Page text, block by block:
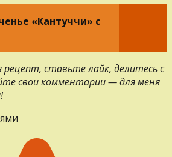
«Кантуччи» с
рецепт, ставьте лайк, делитесь с
свои комментарии — для меня